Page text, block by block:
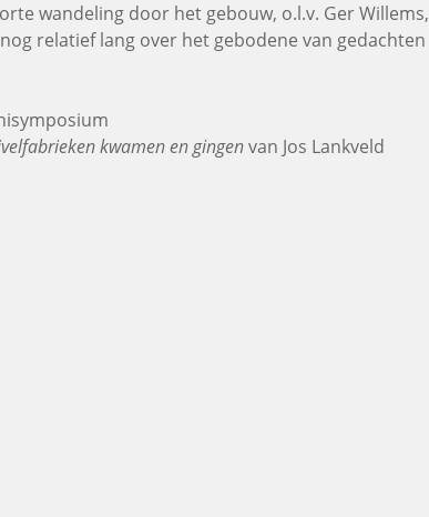
wandeling door het gebouw, o.l.v. Ger Willems,
relatief lang over het gebodene van gedachten
kwamen en gingenvan Jos Lankveld